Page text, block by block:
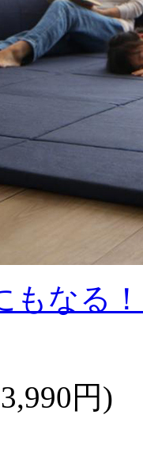
もなる
円)